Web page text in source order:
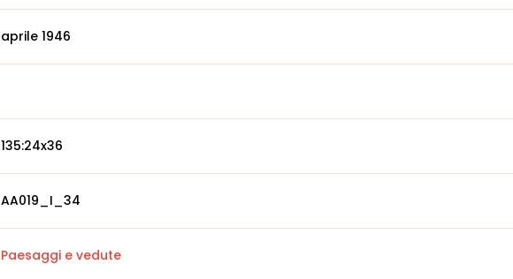
aprile 1946
135:24x36
AA019_I_34
Paesaggi e vedute